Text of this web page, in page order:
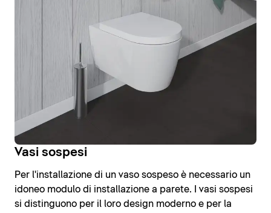
Vasi sospesi
Per l'installazione di un vaso sospeso è necessario un
idoneo modulo di installazione a parete. I vasi sospesi
si distinguono per il loro design moderno e per la